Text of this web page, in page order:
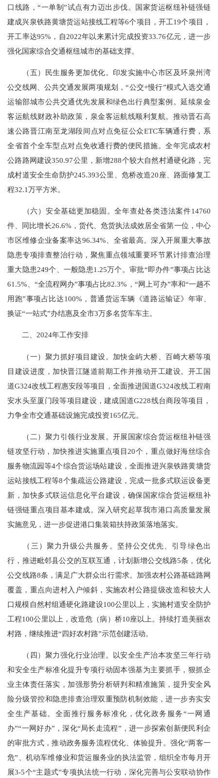
口线路，“一单制”试点有力迈出步伐。国家货运枢纽补链强链
建成兴泉铁路黄塘货运站接线工程等6个项目，开工19个项目，
开工率达95%，自2022年以来累计完成投资33.76亿元，进一步
强化国家综合交通枢纽城市的基础支撑。
（五）民生服务更加优化。印发实施中心市区及环泉州湾
公交线网、公共交通发展两项规划，“公交+慢行”模式入选交通
运输部城市公共交通优先发展和绿色出行典型案例。延续泉金
客运航线财政补助政策，泉金客运航线顺利复航。推动晋石高
速公路晋江南至龙湖段间点对点免征公众ETC车辆通行费，系
全省首个全车型点对点免收通行费的便民措施。全年完成农村
公路路网建设350.97公里，新增288个较大自然村通硬化路，完
成村道安全生命防护245.393公里、危桥改造20座、路面修复工
程32.1万平方米。
（六）安全基础更加稳固。全年查处各类违法案件14760
件、同比增长26.6%，货代、危货执法成效居全省第一位，中心
市区维修企业备案率达96.34%、全省最高。深入开展重大事故
隐患专项排查整治行动，聚焦重点领域重要环节累计排查治理
重大隐患249个、一般隐患1.25万个。审批“即办件”事项占比达
61.5%、“全流程网办”事项占比82.3%，“网上可办”率和“一趟不
用跑”事项占比达100%，普通货运车辆《道路运输证》年审、
换证“一站式”办结惠及全市3万多名货车车主。
二、2024年工作安排
（一）聚力抓好项目建设。加快金屿大桥、百崎大桥等项
目建设进度，加快晋江隧道前期工作并推动开工建设。开工国
道G324改线工程惠安段等项目，全面推进国道G324改线工程南
安水头至厦门段等项目建设，建成国道G228线台商段等项目，
力争全市交通基础设施完成投资165亿元。
（二）聚力引领行业发展。开展国家综合货运枢纽补链强
链攻坚行动，加快推进实施重点项目20个，重点做好海丝综合
服务物流园等4个综合货运场站建设，全面推进兴泉铁路黄塘货
运站接线工程等8个集疏运公路建设，完成一批多式联运设备更
新，加快多式联运信息化平台建设，确保国家综合货运枢纽补
链强链重点项目基本建成。深入研究起草我市港口高质量发展
实施意见，进一步促进港口集装箱扶持政策落地落实。
（三）聚力升级公共服务。坚持公交优先、引导绿色出
行，推进毗邻县公交的互联互通，计划新增公交线路5条，优化
公交线路8条，满足广大群众出行需求。加强农村公路基础路网
覆盖，重点向进村入户倾斜，实施农村公路提级改造和较大人
口规模自然村组通硬化路建设100公里以上，实施村道安全防护
工程100公里以上，改造危（病）桥10座以上。持续打造美丽农
村路，继续推进“四好农村路”示范创建活动。
（四）聚力强化行业治理。以安全生产治本攻坚三年行动
和安全生产标准化提升专项行动固本强基为主要抓手，狠抓企
业主体责任落实，加强形势分析研判和精准施策，提升安全风
险分级管控和隐患排查治理双重预防机制效能，进一步夯实安
全生产基础。全面推行服务标准化，优化政务服务“一网通
办”“一网好办”，深化“局长走流程”，进一步探索创新便民利企
的审批方式，推动政务服务流程优化、体验提升。强化“两客一
危”、机动车维修业和货运服务业的执法监管，组织全市每月开
展3-5个“主题式”专项执法统一行动，深化完善与公安联动协作